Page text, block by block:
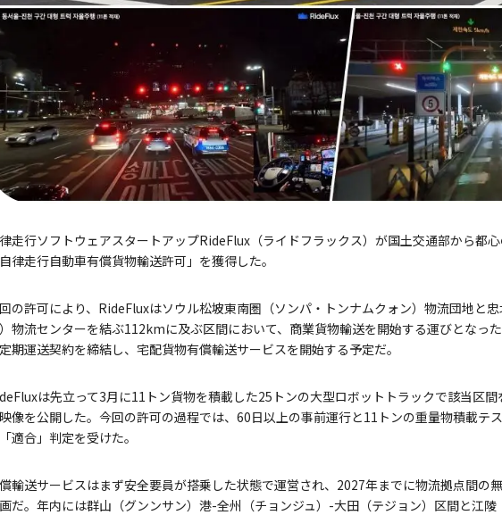
走行ソフトウェアスタートアップRideFlux（ライドフラックス）が国土交通部から都
自律走行自動車有償貨物輸送許可」を獲得した。
の許可により、RideFluxはソウル松坡東南圏（ソンパ・トンナムクォン）物流団地と
物流センターを結ぶ112kmに及ぶ区間において、商業貨物輸送を開始する運びとなっ
期運送契約を締結し、宅配貨物有償輸送サービスを開始する予定だ。
は先立って3月に11トン貨物を積載した25トンの大型ロボットトラックで該当区
像を公開した。今回の許可の過程では、60日以上の事前運行と11トンの重量物積載テ
適合」判定を受けた。
輸送サービスはまず安全要員が搭乗した状態で運営され、2027年までに物流拠点間
だ。年内には群山（グンンサン）港-全州（チョンジュ）-大田（テジョン）区間と江陵